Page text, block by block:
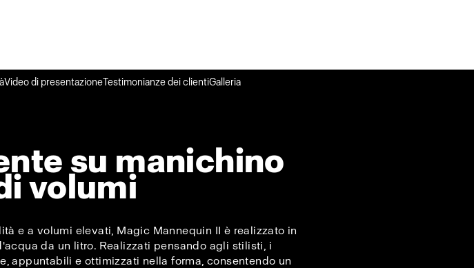
Video di presentazioneTestimonianze dei clientiGalleria
su manichino
volumi
e a volumi elevati, Magic Mannequin II è realizzato in
da un litro. Realizzati pensando agli stilisti, i
appuntabili e ottimizzati nella forma, consentendo un